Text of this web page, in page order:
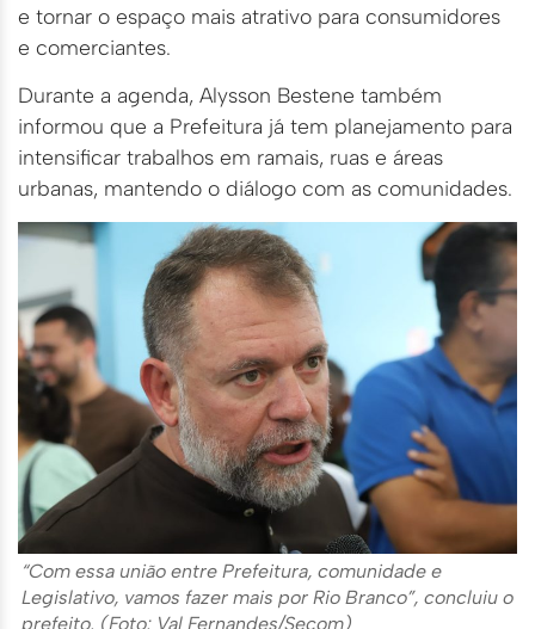
e tornar o espaço mais atrativo para consumidores
e comerciantes.
Durante a agenda, Alysson Bestene também
informou que a Prefeitura já tem planejamento para
intensificar trabalhos em ramais, ruas e áreas
urbanas, mantendo o diálogo com as comunidades.
“Com essa união entre Prefeitura, comunidade e
Legislativo, vamos fazer mais por Rio Branco”, concluiu o
prefeito. (Foto: Val Fernandes/Secom)